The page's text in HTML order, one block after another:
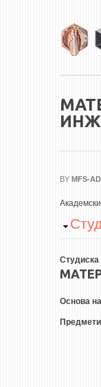
BY MFS-
Hide
Студиска
Основа